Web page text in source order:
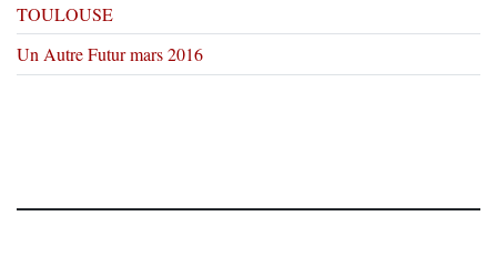
TOULOUSE
Un Autre Futur mars 2016